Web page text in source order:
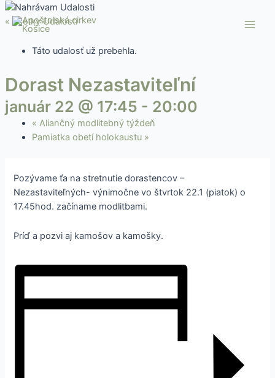
Preskočiť
na
obsah
« Všetky Udalosti
Táto udalosť už prebehla.
Dorast Nezastaviteľní
január 22 @ 17:45 - 20:00
« Aliančný modlitebný týždeň
Pamiatka obetí holokaustu »
Pozývame ťa na stretnutie dorastencov –
Nezastaviteľných- výnimočne vo štvrtok 22.1 (piatok) o
17.45hod. začíname modlitbami.
Príď a pozvi aj kamošov a kamošky.